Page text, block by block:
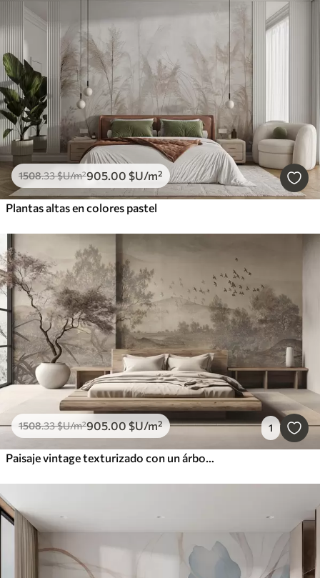
1508.33$U/m²905.00 $U/m²
Plantas altas en colores pastel
1508.33$U/m²905.00$U/m² 1
Paisaje vintage texturizado con un árbol cerca de un río y un cielo nublado, arte de la naturaleza en tonos sepia